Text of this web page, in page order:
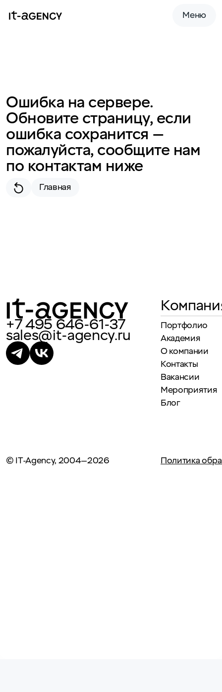
Меню
Ошибка на сервере.
Обновите страницу, если
ошибка сохранится —
пожалуйста, сообщите нам
по контактам ниже
Главная
+7 495 646-61-37
sales@it-agency.ru
Портфолио
Академия
О компании
Контакты
Вакансии
Мероприятия
Блог
© IT-Agency, 2004—2026 Политика